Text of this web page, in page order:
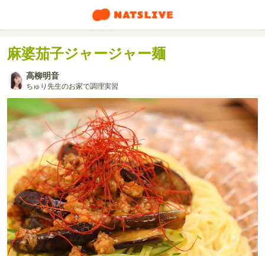
麻婆茄子ジャージャー麺
高柳明音
ちゅり先生のお家で調理実習